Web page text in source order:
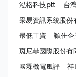
泓格科技ptt
台
采易資訊系統股份
最低工資
穎佳企
斑尼菲國際股份有
國霖機電風評
祥